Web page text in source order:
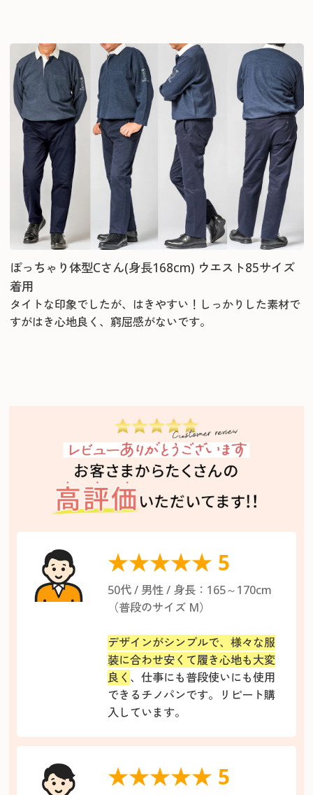
ぽっちゃり体型Cさん(身長168cm) ウエスト85サイズ
着用
タイトな印象でしたが、はきやすい！しっかりした素材で
すがはき心地良く、窮屈感がないです。
★★★★★ 5
50代 / 男性 / 身長：165～170cm
（普段のサイズ M）
デザインがシンプルで、様々な服
装に合わせ安くて履き心地も大変
良く 、仕事にも普段使いにも使用
できるチノパンです。リピート購
入しています。
★★★★★ 5